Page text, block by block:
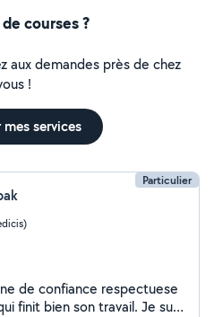
courses ?
aux demandes près de chez
!
services
Particulier
de confiance respectuese
finit bien son travail. Je suis